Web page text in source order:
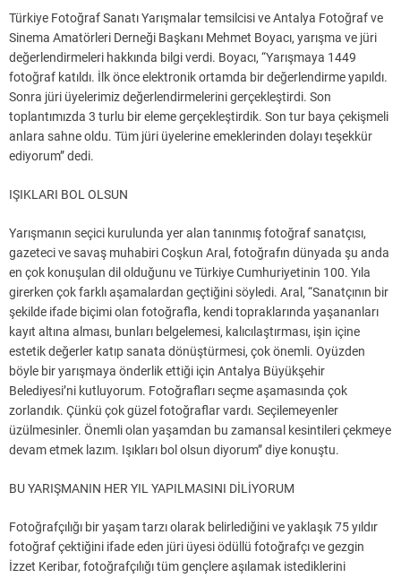
Türkiye Fotoğraf Sanatı Yarışmalar temsilcisi ve Antalya Fotoğraf ve
Sinema Amatörleri Derneği Başkanı Mehmet Boyacı, yarışma ve jüri
değerlendirmeleri hakkında bilgi verdi. Boyacı, “Yarışmaya 1449
fotoğraf katıldı. İlk önce elektronik ortamda bir değerlendirme yapıldı.
Sonra jüri üyelerimiz değerlendirmelerini gerçekleştirdi. Son
toplantımızda 3 turlu bir eleme gerçekleştirdik. Son tur baya çekişmeli
anlara sahne oldu. Tüm jüri üyelerine emeklerinden dolayı teşekkür
ediyorum” dedi.
IŞIKLARI BOL OLSUN
Yarışmanın seçici kurulunda yer alan tanınmış fotoğraf sanatçısı,
gazeteci ve savaş muhabiri Coşkun Aral, fotoğrafın dünyada şu anda
en çok konuşulan dil olduğunu ve Türkiye Cumhuriyetinin 100. Yıla
girerken çok farklı aşamalardan geçtiğini söyledi. Aral, “Sanatçının bir
şekilde ifade biçimi olan fotoğrafla, kendi topraklarında yaşananları
kayıt altına alması, bunları belgelemesi, kalıcılaştırması, işin içine
estetik değerler katıp sanata dönüştürmesi, çok önemli. Oyüzden
böyle bir yarışmaya önderlik ettiği için Antalya Büyükşehir
Belediyesi’ni kutluyorum. Fotoğrafları seçme aşamasında çok
zorlandık. Çünkü çok güzel fotoğraflar vardı. Seçilemeyenler
üzülmesinler. Önemli olan yaşamdan bu zamansal kesintileri çekmeye
devam etmek lazım. Işıkları bol olsun diyorum” diye konuştu.
BU YARIŞMANIN HER YIL YAPILMASINI DİLİYORUM
Fotoğrafçılığı bir yaşam tarzı olarak belirlediğini ve yaklaşık 75 yıldır
fotoğraf çektiğini ifade eden jüri üyesi ödüllü fotoğrafçı ve gezgin
İzzet Keribar, fotoğrafçılığı tüm gençlere aşılamak istediklerini